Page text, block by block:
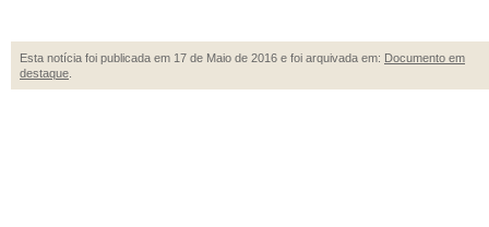
Esta notícia foi publicada em 17 de Maio de 2016 e foi arquivada em: Documento em
destaque